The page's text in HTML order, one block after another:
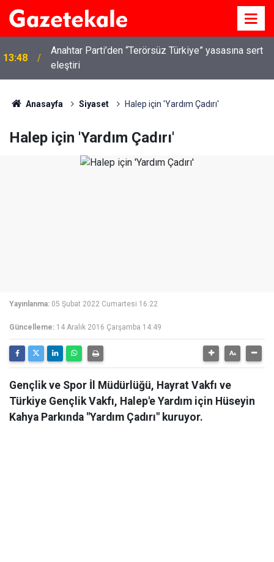
13:48
Anahtar Parti’den “Terörsüz Türkiye” yasasına sert
eleştiri
Anasayfa Siyaset Halep için 'Yardım Çadırı'
Halep için 'Yardım Çadırı'
Yayınlanma: 05 Şubat 2022 Cumartesi 16:22
Güncelleme: 14 Aralık 2016 Çarşamba 14:49
Gençlik ve Spor İl Müdürlüğü, Hayrat Vakfı ve
Türkiye Gençlik Vakfı, Halep'e Yardım için Hüseyin
Kahya Parkında "Yardım Çadırı" kuruyor.